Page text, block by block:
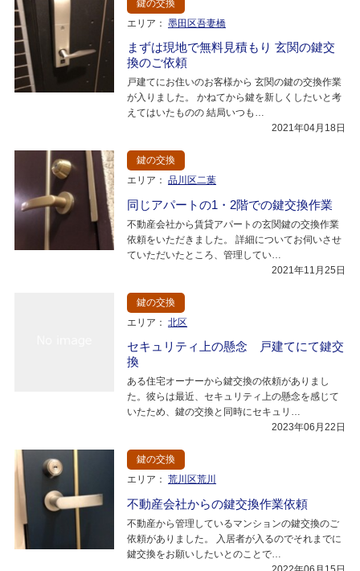
鍵の交換
エリア： 墨田区吾妻橋
まずは現地で無料見積もり 玄関の鍵交
換のご依頼
戸建てにお住いのお客様から 玄関の鍵の交換作業
が入りました。 かねてから鍵を新しくしたいと考
えてはいたものの 結局いつも…
2021年04月18日
鍵の交換
エリア： 品川区二葉
同じアパートの1・2階での鍵交換作業
不動産会社から賃貸アパートの玄関鍵の交換作業
依頼をいただきました。 詳細についてお伺いさせ
ていただいたところ、管理してい…
2021年11月25日
鍵の交換
エリア： 北区
セキュリティ上の懸念 戸建てにて鍵交
換
ある住宅オーナーから鍵交換の依頼がありまし
た。彼らは最近、セキュリティ上の懸念を感じて
いたため、鍵の交換と同時にセキュリ…
2023年06月22日
鍵の交換
エリア： 荒川区荒川
不動産会社からの鍵交換作業依頼
不動産から管理しているマンションの鍵交換のご
依頼がありました。 入居者が入るのでそれまでに
鍵交換をお願いしたいとのことで…